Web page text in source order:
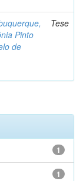
Pinto
de
Tese
1
1